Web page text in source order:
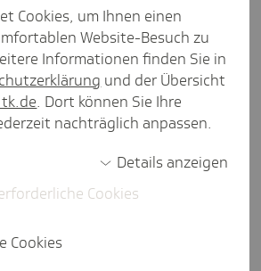
die Menschen
effi­zient dorthin
ihnen am besten
Medizinische Versorgung
2026.
einen
Cookies, um Ihnen einen
Website-Besuch zu
Informationen finden Sie in
und der Übersicht
. Dort können Sie Ihre
nachträglich anpassen.
Details anzeigen
Cookies
Cookies